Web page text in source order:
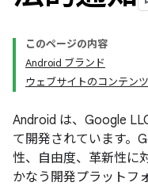
このページの内容
Android ブランド
ウェブサイトのコンテンツ
Android は、Google
て開発されています。
性、自由度、革新性に
かなう開発プラットフ